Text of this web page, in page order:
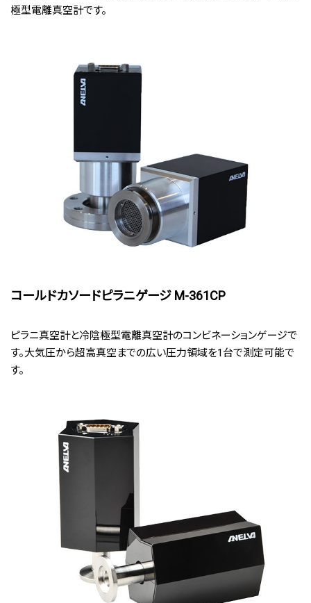
極型電離真空計です。
コールドカソードピラニゲージ M-361CP
ピラニ真空計と冷陰極型電離真空計のコンビネーションゲージで
す。大気圧から超高真空までの広い圧力領域を1台で測定可能で
す。